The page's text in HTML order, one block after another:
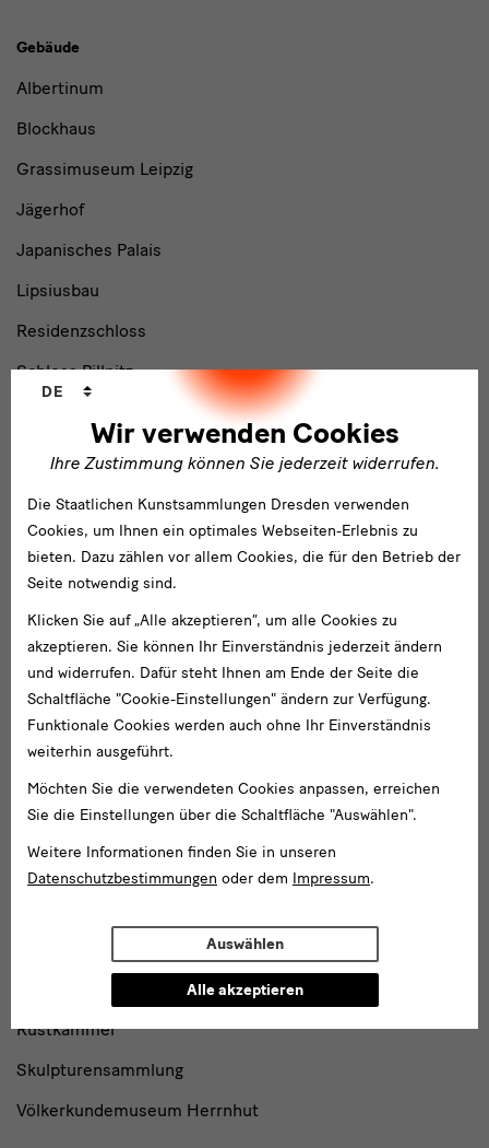
Wir verwenden Cookies
Ihre Zustimmung können Sie jederzeit widerrufen.
DE
Die Staatlichen Kunstsammlungen Dresden verwenden
Cookies, um Ihnen ein optimales Webseiten-Erlebnis zu
bieten. Dazu zählen vor allem Cookies, die für den Betrieb der
Seite notwendig sind.
Klicken Sie auf „Alle akzeptieren“, um alle Cookies zu
akzeptieren. Sie können Ihr Einverständnis jederzeit ändern
und widerrufen. Dafür steht Ihnen am Ende der Seite die
Schaltfläche "Cookie-Einstellungen" ändern zur Verfügung.
Funktionale Cookies werden auch ohne Ihr Einverständnis
weiterhin ausgeführt.
Möchten Sie die verwendeten Cookies anpassen, erreichen
Sie die Einstellungen über die Schaltfläche "Auswählen".
Weitere Informationen finden Sie in unseren
Datenschutzbestimmungen oder dem Impressum.
Auswählen
Alle akzeptieren
Gebäude,
Museen
Institutionen
Gebäude
Albertinum
Blockhaus
Grassimuseum Leipzig
Jägerhof
Japanisches Palais
Lipsiusbau
Residenzschloss
Schloss Pillnitz
Zwinger mit Semperbau
Museen
Albertinum
Archiv der Avantgarden — Egidio Marzona
Gemäldegalerie Alte Meister
GRASSI Museum für Völkerkunde Leipzig
Grünes Gewölbe
Kunstgewerbemuseum
Kupferstich-Kabinett
Mathematisch-Physikalischer Salon
Münzkabinett
Museum für Sächsische Volkskunst
Puppentheatersammlung
Rüstkammer
Skulpturensammlung
Völkerkundemuseum Herrnhut